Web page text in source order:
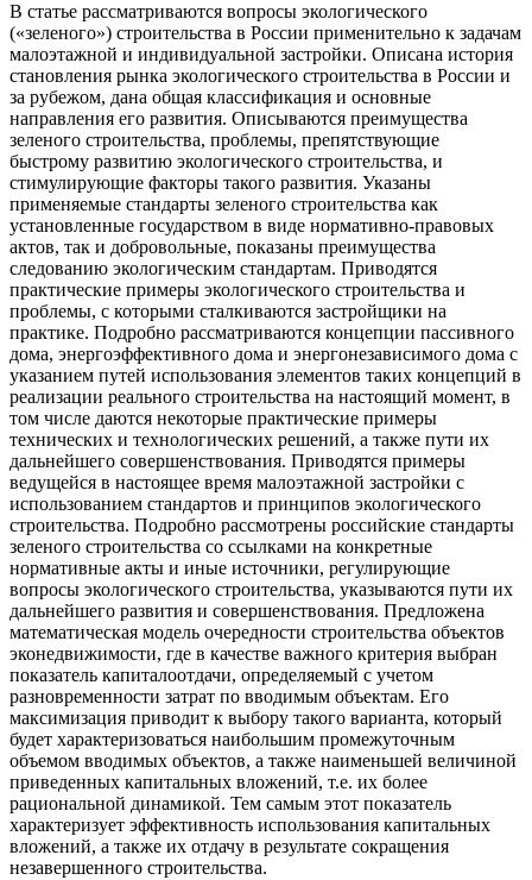
В статье рассматриваются вопросы экологического
(«зеленого») строительства в России применительно к задачам
малоэтажной и индивидуальной застройки. Описана история
становления рынка экологического строительства в России и
за рубежом, дана общая классификация и основные
направления его развития. Описываются преимущества
зеленого строительства, проблемы, препятствующие
быстрому развитию экологического строительства, и
стимулирующие факторы такого развития. Указаны
применяемые стандарты зеленого строительства как
установленные государством в виде нормативно-правовых
актов, так и добровольные, показаны преимущества
следованию экологическим стандартам. Приводятся
практические примеры экологического строительства и
проблемы, с которыми сталкиваются застройщики на
практике. Подробно рассматриваются концепции пассивного
дома, энергоэффективного дома и энергонезависимого дома с
указанием путей использования элементов таких концепций в
реализации реального строительства на настоящий момент, в
том числе даются некоторые практические примеры
технических и технологических решений, а также пути их
дальнейшего совершенствования. Приводятся примеры
ведущейся в настоящее время малоэтажной застройки с
использованием стандартов и принципов экологического
строительства. Подробно рассмотрены российские стандарты
зеленого строительства со ссылками на конкретные
нормативные акты и иные источники, регулирующие
вопросы экологического строительства, указываются пути их
дальнейшего развития и совершенствования. Предложена
математическая модель очередности строительства объектов
эконедвижимости, где в качестве важного критерия выбран
показатель капиталоотдачи, определяемый с учетом
разновременности затрат по вводимым объектам. Его
максимизация приводит к выбору такого варианта, который
будет характеризоваться наибольшим промежуточным
объемом вводимых объектов, а также наименьшей величиной
приведенных капитальных вложений, т.е. их более
рациональной динамикой. Тем самым этот показатель
характеризует эффективность использования капитальных
вложений, а также их отдачу в результате сокращения
незавершенного строительства.